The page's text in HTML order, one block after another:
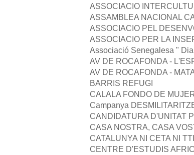
ASSOCIACIO
ASSAMBLEA NACIONAL
ASSOCIACIO PEL
ASSOCIACIO PER LA
Associació Senegalesa "
AV DE ROCAFONDA -
AV DE ROCAFONDA -
BARRIS REFUGI
CALALA FONDO DE
Campanya
CANDIDATURA D'UNITAT
CASA NOSTRA, CASA
CATALUNYA NI CETA NI
CENTRE D'ESTUDIS